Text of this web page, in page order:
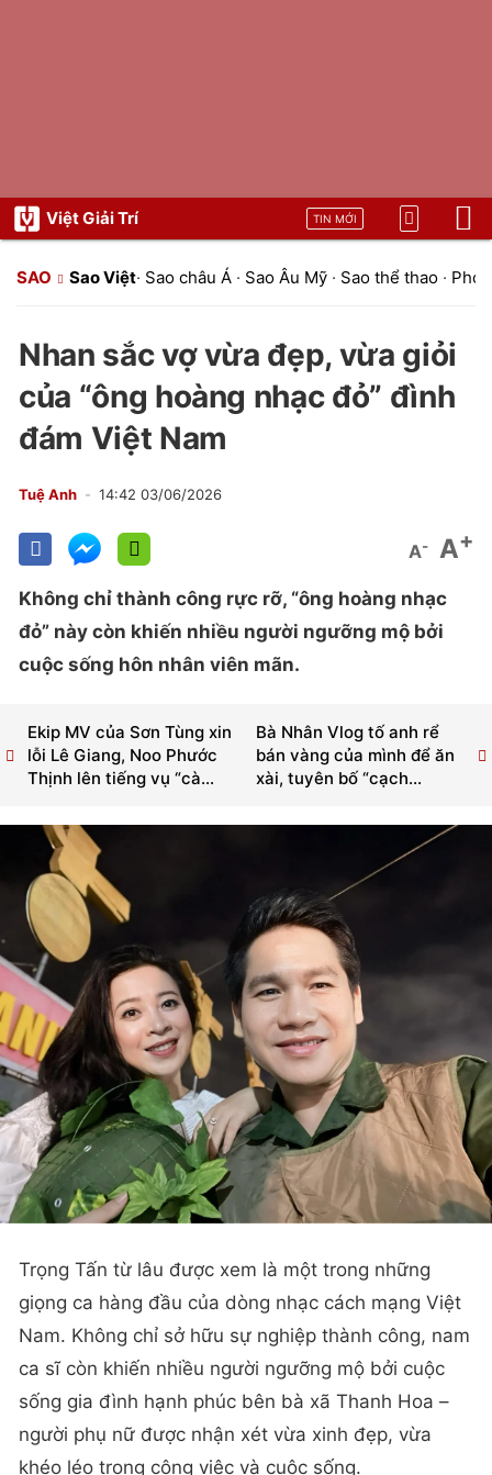
Việt Giải Trí TIN MỚI
SAO Sao Việt· Sao châu Á · Sao Âu Mỹ · Sao thể thao ·
Nhan sắc vợ vừa đẹp, vừa giỏi
của “ông hoàng nhạc đỏ” đình
đám Việt Nam
Tuệ Anh 14:42 03/06/2026
A- A+
Không chỉ thành công rực rỡ, “ông hoàng nhạc
đỏ” này còn khiến nhiều người ngưỡng mộ bởi
cuộc sống hôn nhân viên mãn.
Bà Nhân Vlog tố anh rể
bán vàng của mình để ăn
xài, tuyên bố “cạch...
Ekip MV của Sơn Tùng xin
lỗi Lê Giang, Noo Phước
Thịnh lên tiếng vụ “cà...
Trọng Tấn từ lâu được xem là một trong những
giọng ca hàng đầu của dòng nhạc cách mạng Việt
Nam. Không chỉ sở hữu sự nghiệp thành công, nam
ca sĩ còn khiến nhiều người ngưỡng mộ bởi cuộc
sống gia đình hạnh phúc bên bà xã Thanh Hoa –
người phụ nữ được nhận xét vừa xinh đẹp, vừa
khéo léo trong công việc và cuộc sống.